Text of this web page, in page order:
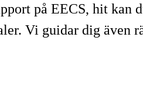
på EECS, hit kan
Vi guidar dig även